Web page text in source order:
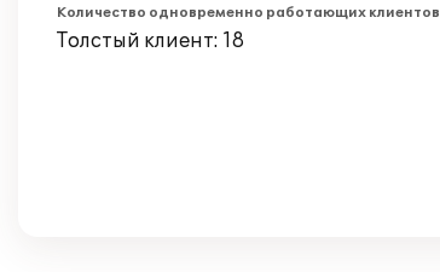
Количество одновременно работающих клиентов
Толстый клиент: 18